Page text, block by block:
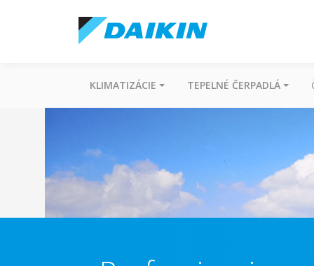
KLIMATIZÁCIE TEPELNÉ ČERPADLÁ